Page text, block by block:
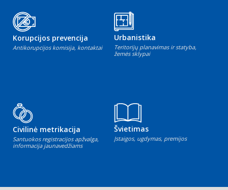
Korupcijos prevencija
Antikorupcijos komisija, kontaktai
Urbanistika
Teritorijų planavimas ir statyba,
žemės sklypai
Civilinė metrikacija
Santuokos registracijos apžvalga,
informacija jaunavedžiams
Švietimas
Įstaigos, ugdymas, premijos